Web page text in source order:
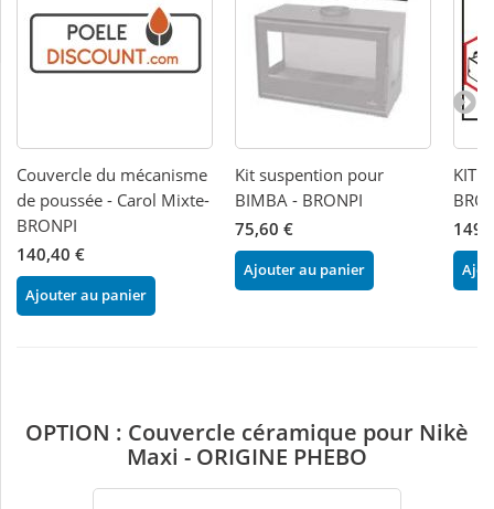
Couvercle du mécanisme
de poussée - Carol Mixte-
BRONPI
140,40 €
Ajouter au panier
Kit suspention pour
BIMBA - BRONPI
75,60 €
Ajouter au panier
KIT
OPTION : Couvercle céramique pour Nikè
Maxi - ORIGINE PHEBO